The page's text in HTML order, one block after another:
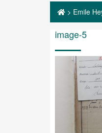
> Emile
image-5